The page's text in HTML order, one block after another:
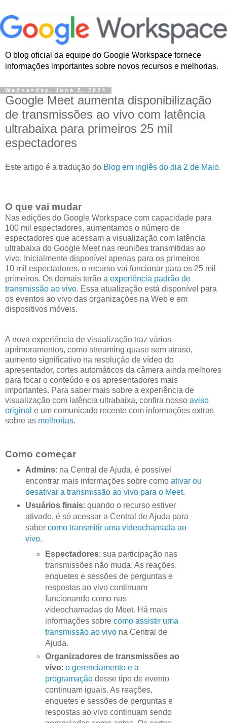
O blog oficial da equipe do Google Workspace fornece
informações importantes sobre novos recursos e melhorias.
Wednesday, June 5, 2024
Google Meet aumenta disponibilização
de transmissões ao vivo com latência
ultrabaixa para primeiros 25 mil
espectadores
Este artigo é a tradução do Blog em inglês do dia 2 de Maio.
O que vai mudar
Nas edições do Google Workspace com capacidade para
100 mil espectadores, aumentamos o número de
espectadores que acessam a visualização com latência
ultrabaixa do Google Meet nas reuniões transmitidas ao
vivo. Inicialmente disponível apenas para os primeiros
10 mil espectadores, o recurso vai funcionar para os 25 mil
primeiros. Os demais terão a experiência padrão de
transmissão ao vivo. Essa atualização está disponível para
os eventos ao vivo das organizações na Web e em
dispositivos móveis.
A nova experiência de visualização traz vários
aprimoramentos, como streaming quase sem atraso,
aumento significativo na resolução de vídeo do
apresentador, cortes automáticos da câmera ainda melhores
para focar o conteúdo e os apresentadores mais
importantes. Para saber mais sobre a experiência de
visualização com latência ultrabaixa, confira nosso aviso
original e um comunicado recente com informações extras
sobre as melhorias.
Como começar
Admins: na Central de Ajuda, é possível
encontrar mais informações sobre como ativar ou
desativar a transmissão ao vivo para o Meet.
Usuários finais: quando o recurso estiver
ativado, é só acessar a Central de Ajuda para
saber como transmitir uma videochamada ao
vivo.
Espectadores: sua participação nas
transmissões não muda. As reações,
enquetes e sessões de perguntas e
respostas ao vivo continuam
funcionando como nas
videochamadas do Meet. Há mais
informações sobrecomo assistir uma
transmissão ao vivo na Central de
Ajuda.
Organizadores de transmissões ao
vivo:o gerenciamento e a
programação desse tipo de evento
continuam iguais. As reações,
enquetes e sessões de perguntas e
respostas ao vivo continuam sendo